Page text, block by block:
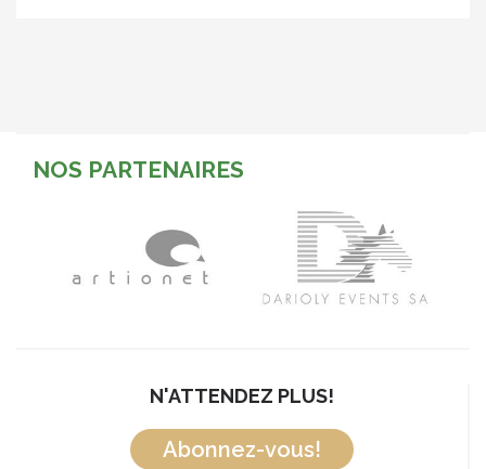
NOS PARTENAIRES
N'ATTENDEZ PLUS!
Abonnez-vous!